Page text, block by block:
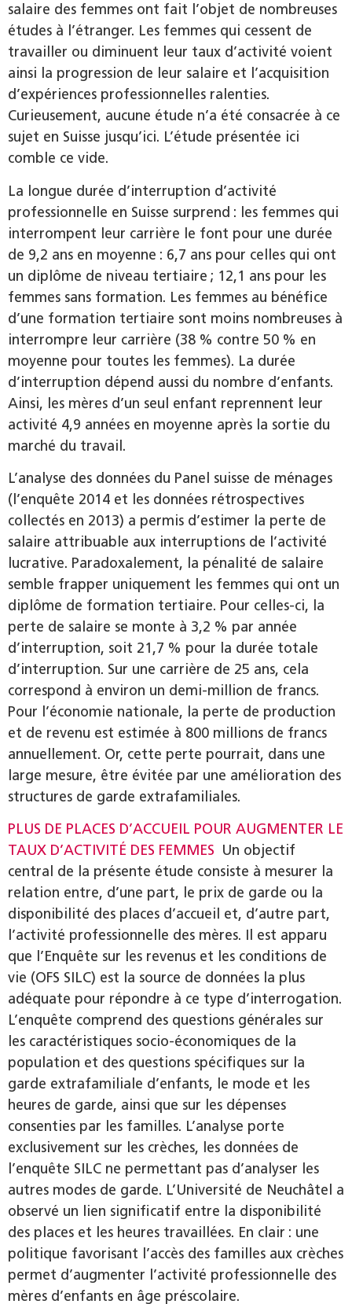
salaire des femmes ont fait l’objet de nombreuses
études à l’étranger. Les femmes qui cessent de
travailler ou diminuent leur taux d’activité voient
ainsi la progression de leur salaire et l’acquisition
d’expériences professionnelles ralenties.
Curieusement, aucune étude n’a été consacrée à ce
sujet en Suisse jusqu’ici. L’étude présentée ici
comble ce vide.
La longue durée d’interruption d’activité
professionnelle en Suisse surprend : les femmes qui
interrompent leur carrière le font pour une durée
de 9,2 ans en moyenne : 6,7 ans pour celles qui ont
un diplôme de niveau tertiaire ; 12,1 ans pour les
femmes sans formation. Les femmes au bénéfice
d’une formation tertiaire sont moins nombreuses à
interrompre leur carrière (38 % contre 50 % en
moyenne pour toutes les femmes). La durée
d’interruption dépend aussi du nombre d’enfants.
Ainsi, les mères d’un seul enfant reprennent leur
activité 4,9 années en moyenne après la sortie du
marché du travail.
L’analyse des données du Panel suisse de ménages
(l’enquête 2014 et les données rétrospectives
collectés en 2013) a permis d’estimer la perte de
salaire attribuable aux interruptions de l’activité
lucrative. Paradoxalement, la pénalité de salaire
semble frapper uniquement les femmes qui ont un
diplôme de formation tertiaire. Pour celles-ci, la
perte de salaire se monte à 3,2 % par année
d’interruption, soit 21,7 % pour la durée totale
d’interruption. Sur une carrière de 25 ans, cela
correspond à environ un demi-million de francs.
Pour l’économie nationale, la perte de production
et de revenu est estimée à 800 millions de francs
annuellement. Or, cette perte pourrait, dans une
large mesure, être évitée par une amélioration des
structures de garde extrafamiliales.
PLUS DE PLACES D’ACCUEIL POUR AUGMENTER LE
TAUX D’ACTIVITÉ DES FEMMES Un objectif
central de la présente étude consiste à mesurer la
relation entre, d’une part, le prix de garde ou la
disponibilité des places d’accueil et, d’autre part,
l’activité professionnelle des mères. Il est apparu
que l’Enquête sur les revenus et les conditions de
vie (OFS SILC) est la source de données la plus
adéquate pour répondre à ce type d’interrogation.
L’enquête comprend des questions générales sur
les caractéristiques socio-économiques de la
population et des questions spécifiques sur la
garde extrafamiliale d’enfants, le mode et les
heures de garde, ainsi que sur les dépenses
consenties par les familles. L’analyse porte
exclusivement sur les crèches, les données de
l’enquête SILC ne permettant pas d’analyser les
autres modes de garde. L’Université de Neuchâtel a
observé un lien significatif entre la disponibilité
des places et les heures travaillées. En clair : une
politique favorisant l’accès des familles aux crèches
permet d’augmenter l’activité professionnelle des
mères d’enfants en âge préscolaire.